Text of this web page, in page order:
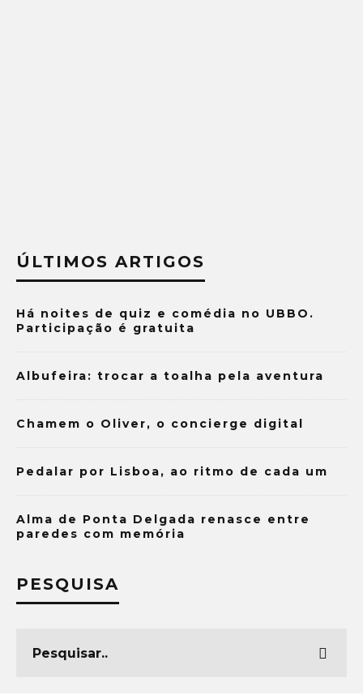
ÚLTIMOS ARTIGOS
Há noites de quiz e comédia no UBBO.
Participação é gratuita
Albufeira: trocar a toalha pela aventura
Chamem o Oliver, o concierge digital
Pedalar por Lisboa, ao ritmo de cada um
Alma de Ponta Delgada renasce entre
paredes com memória
PESQUISA